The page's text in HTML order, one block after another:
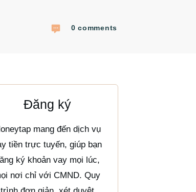
0 comments
Đăng ký
mang đến dịch vụ
tiền trực tuyến, giúp bạn
ký khoản vay mọi lúc,
nơi chỉ với CMND. Quy